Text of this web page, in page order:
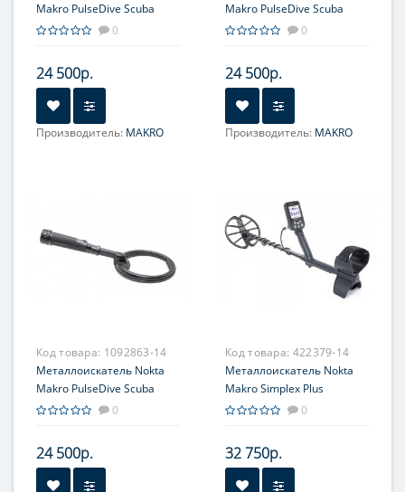
Makro PulseDive Scuba
Detector & Pointer
0
24 500р.
Производитель: MAKRO
Makro PulseDive Scuba
Detector & Pointer
0
24 500р.
Производитель: MAKRO
Код товара: 1092863-14
Металлоискатель Nokta
Makro PulseDive Scuba
черный
0
24 500р.
Код товара: 422379-14
Металлоискатель Nokta
Makro Simplex Plus
0
32 750р.